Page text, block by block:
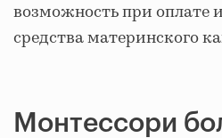
возможность при оплате
средства материнского
Монтессори